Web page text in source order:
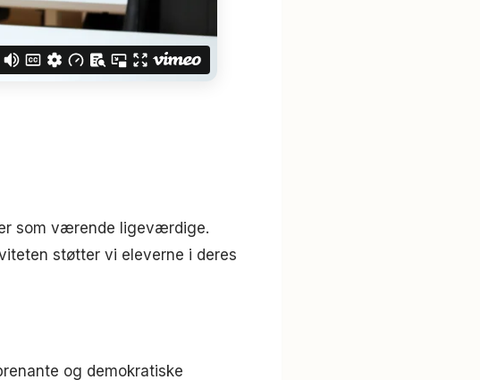
som værende ligeværdige.
støtter vi eleverne i deres
og demokratiske